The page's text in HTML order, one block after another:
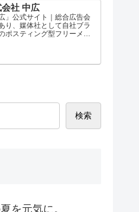
会社 中広
広」公式サイト｜総合広告会
り、媒体社として自社ブラ
ポスティング型フリーメデ
検索
を元気に。